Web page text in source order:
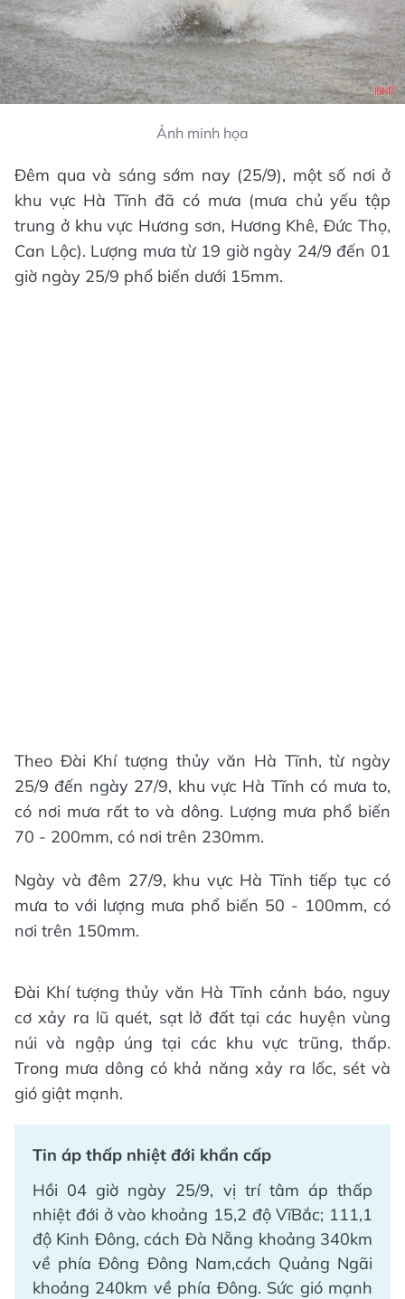
Ảnh minh họa
Đêm qua và sáng sớm nay (25/9), một số nơi ở
khu vực Hà Tĩnh đã có mưa (mưa chủ yếu tập
trung ở khu vực Hương sơn, Hương Khê, Đức Thọ,
Can Lộc). Lượng mưa từ 19 giờ ngày 24/9 đến 01
giờ ngày 25/9 phổ biến dưới 15mm.
Theo Đài Khí tượng thủy văn Hà Tĩnh, từ ngày
25/9 đến ngày 27/9, khu vực Hà Tĩnh có mưa to,
có nơi mưa rất to và dông. Lượng mưa phổ biến
70 - 200mm, có nơi trên 230mm.
Ngày và đêm 27/9, khu vực Hà Tĩnh tiếp tục có
mưa to với lượng mưa phổ biến 50 - 100mm, có
nơi trên 150mm.
Đài Khí tượng thủy văn Hà Tĩnh cảnh báo, nguy
cơ xảy ra lũ quét, sạt lở đất tại các huyện vùng
núi và ngập úng tại các khu vực trũng, thấp.
Trong mưa dông có khả năng xảy ra lốc, sét và
gió giật mạnh.
Tin áp thấp nhiệt đới khẩn cấp
Hồi 04 giờ ngày 25/9, vị trí tâm áp thấp
nhiệt đới ở vào khoảng 15,2 độ VĩBắc; 111,1
độ Kinh Đông, cách Đà Nẵng khoảng 340km
về phía Đông Đông Nam,cách Quảng Ngãi
khoảng 240km về phía Đông. Sức gió mạnh